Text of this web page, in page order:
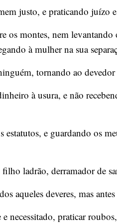
justo, e praticando juízo
os montes, nem
à mulher na sua
tornando ao
à usura, e não
estatutos, e guardando os
ladrão, derramador de
aqueles deveres, mas
necessitado, praticar